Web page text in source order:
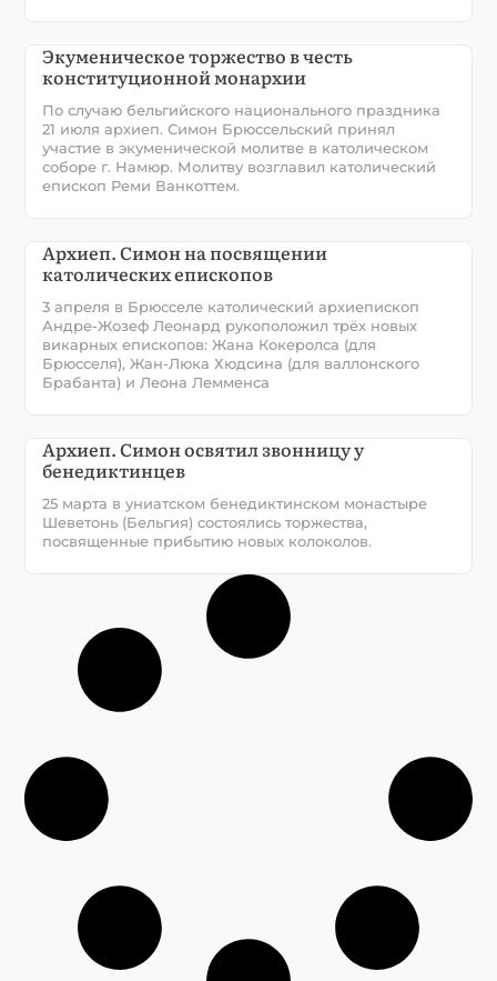
Экуменическое торжество в честь
конституционной монархии
По случаю бельгийского национального праздника
21 июля архиеп. Симон Брюссельский принял
участие в экуменической молитве в католическом
соборе г. Намюр. Молитву возглавил католический
епископ Реми Ванкоттем.
Архиеп. Симон на посвящении
католических епископов
3 апреля в Брюсселе католический архиепископ
Андре-Жозеф Леонард рукоположил трёх новых
викарных епископов: Жана Кокеролса (для
Брюсселя), Жан-Люка Хюдсина (для валлонского
Брабанта) и Леона Лемменса
Архиеп. Симон освятил звонницу у
бенедиктинцев
25 марта в униатском бенедиктинском монастыре
Шеветонь (Бельгия) состоялись торжества,
посвященные прибытию новых колоколов.